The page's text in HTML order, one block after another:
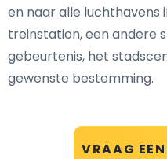
VRAAG
en naar alle luchthavens
treinstation, een andere
gebeurtenis, het
gewenste bestemming.